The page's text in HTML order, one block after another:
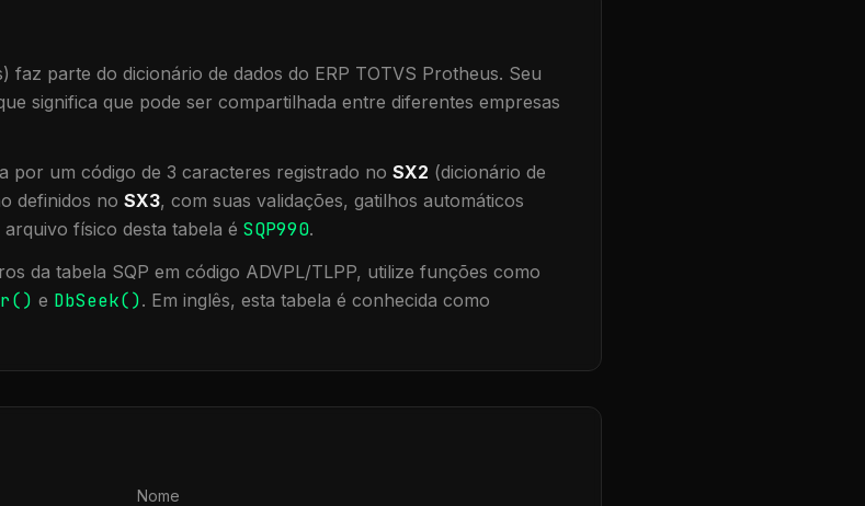
faz parte do dicionário de dados do ERP TOTVS Protheus. Seu
significa que pode ser compartilhada entre diferentes empresas
por um código de 3 caracteres registrado no SX2 (dicionário de
definidos no SX3, com suas validações, gatilhos automáticos
arquivo físico desta tabela é SQP990.
da tabela SQP em código ADVPL/TLPP, utilize funções como
e DbSeek(). Em inglês, esta tabela é conhecida como
Nome